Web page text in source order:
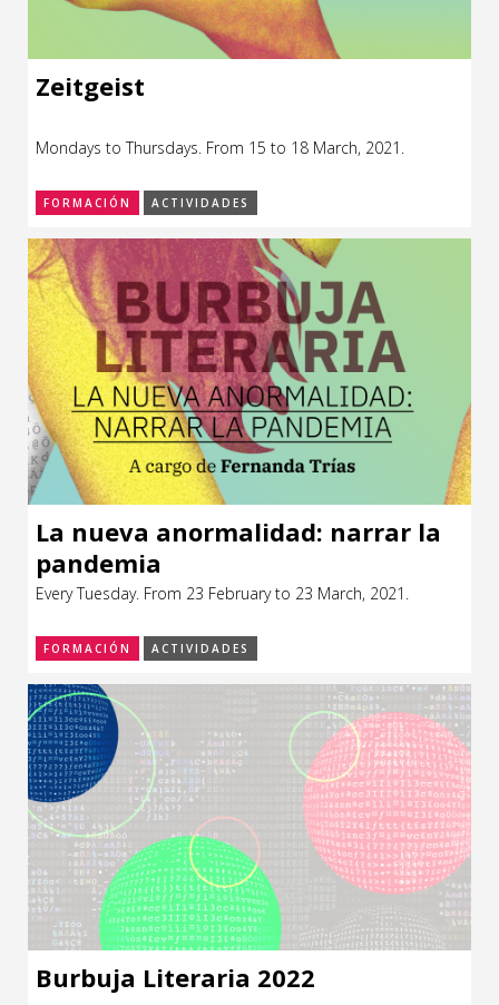
Zeitgeist
Mondays to Thursdays. From 15 to 18 March, 2021.
FORMACIÓN ACTIVIDADES
La nueva anormalidad: narrar la
pandemia
Every Tuesday. From 23 February to 23 March, 2021.
FORMACIÓN ACTIVIDADES
Burbuja Literaria 2022